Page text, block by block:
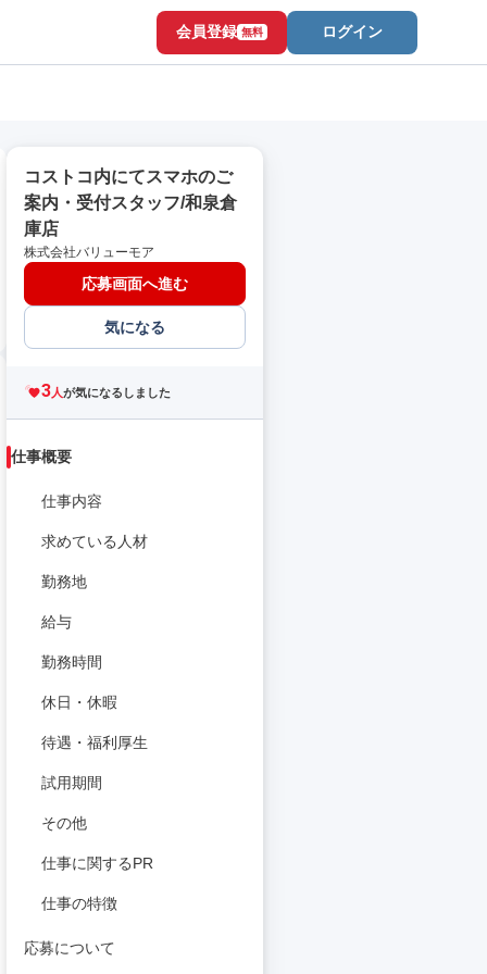
会員登録 無料 ログイン
コストコ内にてスマホのご
案内・受付スタッフ/和泉倉
庫店
株式会社バリューモア
応募画面へ進む
気になる
3人が気になるしました
仕事概要
仕事内容
求めている人材
勤務地
給与
勤務時間
休日・休暇
待遇・福利厚生
試用期間
その他
仕事に関するPR
仕事の特徴
応募について